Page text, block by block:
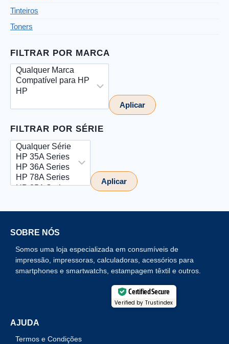
Tinteiros
Toners
FILTRAR POR MARCA
Aplicar
FILTRAR POR SÉRIE
Aplicar
SOBRE NÓS
Somos uma loja especializada em consumíveis de
impressão, impressoras, calculadoras, acessórios para
smartphones e smartwatchs, estampagem têxtil e outros.
Certified Secure
Verified by Trustindex
AJUDA
Termos e Condições